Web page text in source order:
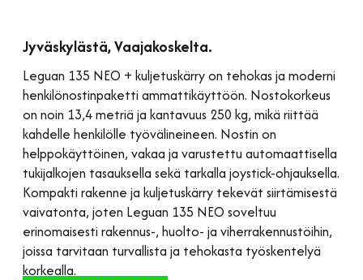
Jyväskylästä, Vaajakoskelta.
Leguan 135 NEO + kuljetuskärry on tehokas ja moderni
henkilönostinpaketti ammattikäyttöön. Nostokorkeus
on noin 13,4 metriä ja kantavuus 250 kg, mikä riittää
kahdelle henkilölle työvälineineen. Nostin on
helppokäyttöinen, vakaa ja varustettu automaattisella
tukijalkojen tasauksella sekä tarkalla joystick-ohjauksella.
Kompakti rakenne ja kuljetuskärry tekevät siirtämisestä
vaivatonta, joten Leguan 135 NEO soveltuu
erinomaisesti rakennus-, huolto- ja viherrakennustöihin,
joissa tarvitaan turvallista ja tehokasta työskentelyä
korkealla.